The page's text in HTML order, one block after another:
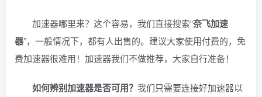
加速器哪里来？这个容易，我们直接搜索“奈飞加速
器”，一般情况下，都有人出售的。建议大家使用付费的，免
费加速器很难用！加速器我们不做推荐，大家自行准备！
如何辨别加速器是否可用？ 我们只需要连接好加速器以